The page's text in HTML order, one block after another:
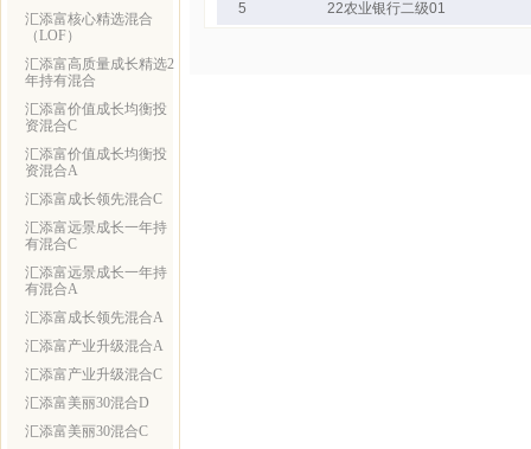
汇添富核心精选混合
（LOF）
汇添富高质量成长精选2
年持有混合
汇添富价值成长均衡投
资混合C
汇添富价值成长均衡投
资混合A
汇添富成长领先混合C
汇添富远景成长一年持
有混合C
汇添富远景成长一年持
有混合A
汇添富成长领先混合A
汇添富产业升级混合A
汇添富产业升级混合C
汇添富美丽30混合D
汇添富美丽30混合C
5 22农业银行二级01